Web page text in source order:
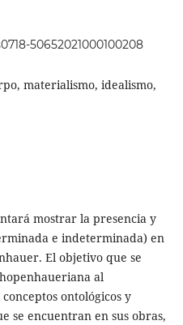
50652021000100208
materialismo, idealismo,
mostrar la presencia y
e indeterminada) en
El objetivo que se
al
ontológicos y
se encuentran en sus obras,